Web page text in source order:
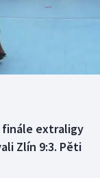
finále extraligy
Zlín 9:3. Pěti